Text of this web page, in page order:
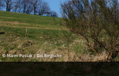
© Maren Pussak / Das Bergische